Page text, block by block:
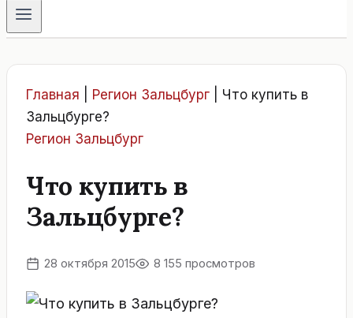
Главная Регион Зальцбург
Что купить в
Зальцбурге?
Регион Зальцбург
Что купить в
Зальцбурге?
28 октября 2015 8 155 просмотров